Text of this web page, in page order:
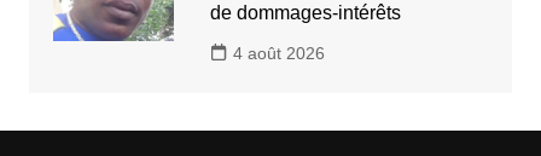
de dommages-intérêts
4 août 2026